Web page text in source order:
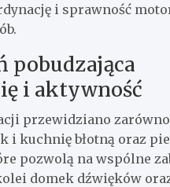
i sprawność
pobudzająca
i aktywność
przewidziano
i kuchnię błotną oraz
pozwolą na wspólne
domek dźwięków